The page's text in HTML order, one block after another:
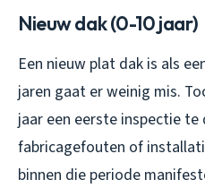
Nieuw dak (0-10 jaar)
Een nieuw plat dak is als
jaren gaat er weinig mis.
jaar een eerste inspectie te
fabricagefouten of
binnen die periode